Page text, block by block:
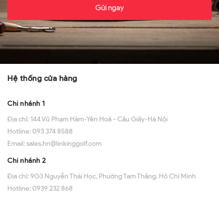
Gửi ngay
Hệ thống cửa hàng
Chi nhánh 1
Địa chỉ: 144 Vũ Phạm Hàm-Yên Hoà - Cầu Giấy-Hà Nội
Hotline:093 374 8588
Email:sales.hn@linkinggolf.com
Chi nhánh 2
Địa chỉ:9G3 Nguyễn Thái Học, Phường Tam Thắng, Hồ Chí Minh
Hotline:0939 232 868